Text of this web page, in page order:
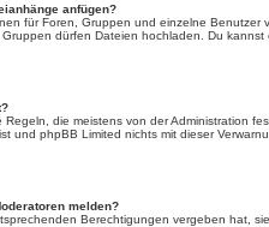
anfügen?
für Foren, Gruppen und einzelne
dürfen Dateien hochladen. Du
Regeln, die meistens von der Administration
und phpBB Limited nichts mit dieser
melden?
Berechtigungen vergeben hat,